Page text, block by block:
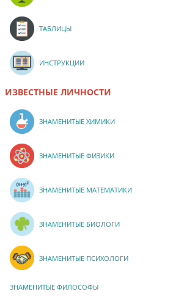
ТАБЛИЦЫ
ИНСТРУКЦИИ
ИЗВЕСТНЫЕ ЛИЧНОСТИ
ЗНАМЕНИТЫЕ ХИМИКИ
ЗНАМЕНИТЫЕ ФИЗИКИ
ЗНАМЕНИТЫЕ МАТЕМАТИКИ
ЗНАМЕНИТЫЕ БИОЛОГИ
ЗНАМЕНИТЫЕ ПСИХОЛОГИ
ЗНАМЕНИТЫЕ ФИЛОСОФЫ